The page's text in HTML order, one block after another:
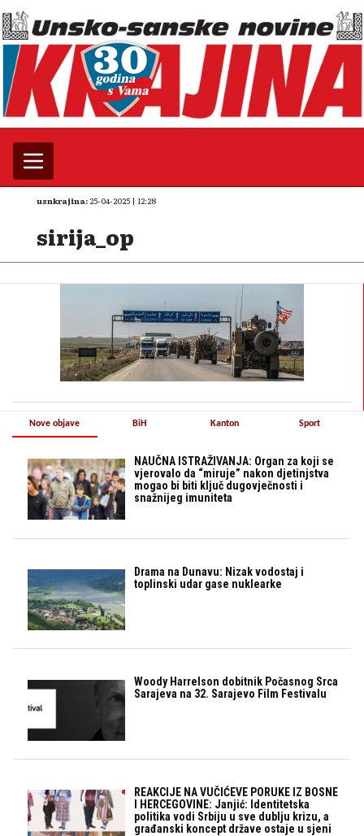
usnkrajina: 25-04-2025 | 12:28
sirija_op
Nove objave
NAUČNA ISTRAŽIVANJA: Organ za koji se
vjerovalo da “miruje” nakon djetinjstva
mogao bi biti ključ dugovječnosti i
snažnijeg imuniteta
Drama na Dunavu: Nizak vodostaj i
toplinski udar gase nuklearke
Woody Harrelson dobitnik Počasnog Srca
Sarajeva na 32. Sarajevo Film Festivalu
REAKCIJE NA VUČIĆEVE PORUKE IZ BOSNE
I HERCEGOVINE: Janjić: Identitetska
politika vodi Srbiju u sve dublju krizu, a
građanski koncept države ostaje u sjeni
BiH Kanton Sport